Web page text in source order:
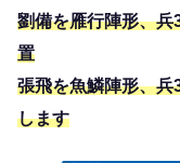
劉備を雁行陣形、
置
張飛を魚鱗陣形、
します